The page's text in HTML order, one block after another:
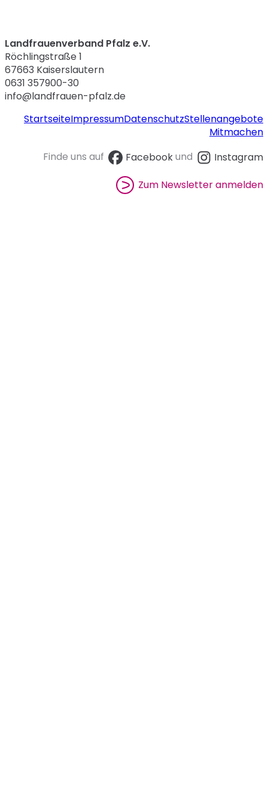
Landfrauenverband Pfalz e.V.
Röchlingstraße 1
67663 Kaiserslautern
0631 357900-30
info@landfrauen-pfalz.de
StartseiteImpressumDatenschutzStellenangebote
Mitmachen
Finde uns auf
Facebookund
Instagram
Zum Newsletter anmelden